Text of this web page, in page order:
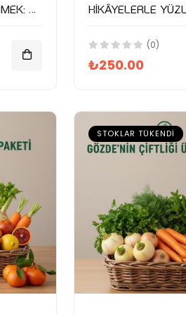
Hikâyelerle Yüzleşmek: Sinemada Kırılma Noktaları
(0)
₺250.00
STOKLAR TÜKENDI